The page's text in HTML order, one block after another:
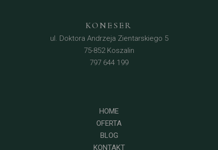
KONESER
ul. Doktora Andrzeja Zientarskiego 5
75-852 Koszalin
797 644 199
HOME
OFERTA
BLOG
KONTAKT